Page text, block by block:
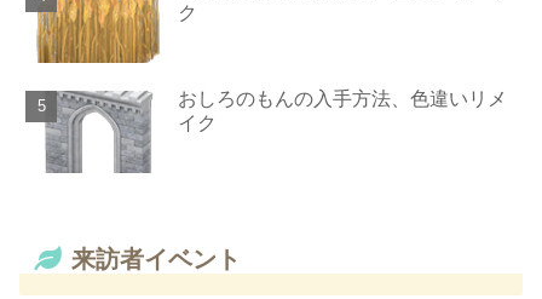
ク
おしろのもんの入手方法、色違いリメ
イク
来訪者イベント